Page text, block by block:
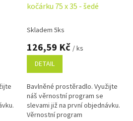
kočárku 75 x 35 - šedé
Skladem 5ks
126,59 Kč / ks
DETAIL
Bavlněné prostěradlo. Využijte
náš věrnostní program se
slevami již na první objednávku.
Věrnostní program